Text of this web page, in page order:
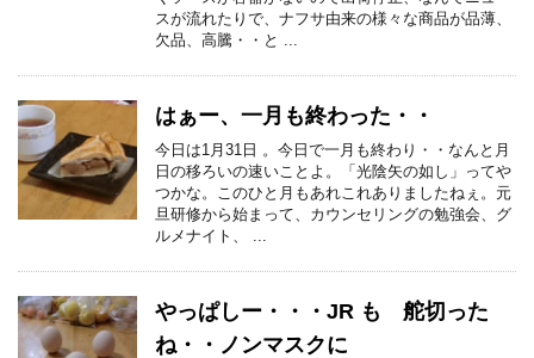
スが流れたりで、ナフサ由来の様々な商品が品薄、
欠品、高騰・・と ...
はぁー、一月も終わった・・
今日は1月31日 。今日で一月も終わり・・なんと月
日の移ろいの速いことよ。「光陰矢の如し」ってや
つかな。このひと月もあれこれありましたねぇ。元
旦研修から始まって、カウンセリングの勉強会、グ
ルメナイト、 ...
やっぱしー・・・JR も 舵切った
ね・・ノンマスクに